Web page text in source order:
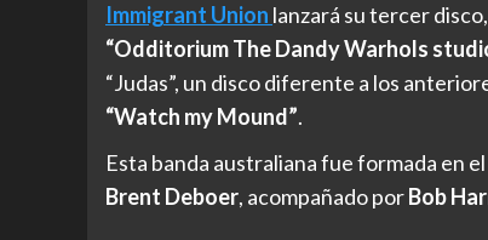
Immigrant Union lanzará su tercer
“Odditorium The Dandy Warhols
“Judas”, un disco diferente a los
“Watch my Mound”.
Esta banda australiana fue formada en
Brent Deboer, acompañado porBob